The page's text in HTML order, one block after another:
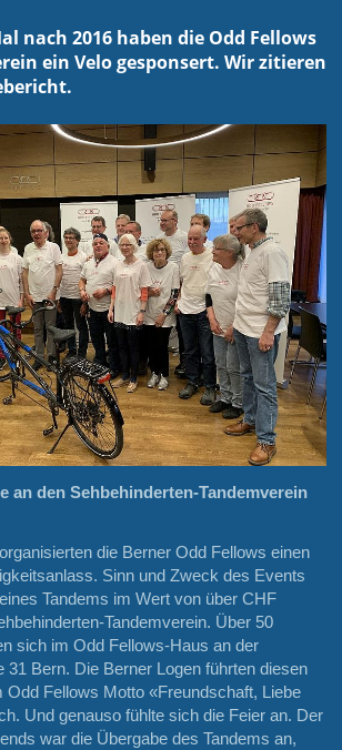
nach 2016 haben die Odd Fellows
ein Velo gesponsert. Wir zitieren
an den Sehbehinderten-Tandemverein
die Berner Odd Fellows einen
Sinn und Zweck des Events
Tandems im Wert von über CHF
Tandemverein. Über 50
sich im Odd Fellows-Haus an der
31 Bern. Die Berner Logen führten diesen
Odd Fellows Motto «Freundschaft, Liebe
Und genauso fühlte sich die Feier an. Der
war die Übergabe des Tandems an,